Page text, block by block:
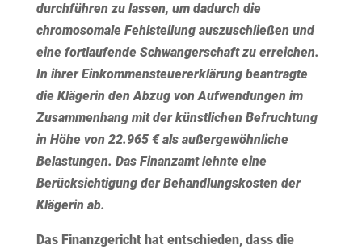
durchführen zu lassen, um dadurch die
chromosomale Fehlstellung auszuschließen und
eine fortlaufende Schwangerschaft zu erreichen.
In ihrer Einkommensteuererklärung beantragte
die Klägerin den Abzug von Aufwendungen im
Zusammenhang mit der künstlichen Befruchtung
in Höhe von 22.965 € als außergewöhnliche
Belastungen. Das Finanzamt lehnte eine
Berücksichtigung der Behandlungskosten der
Klägerin ab.
Das Finanzgericht hat entschieden, dass die